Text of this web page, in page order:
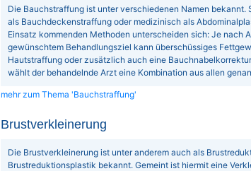
Die Bauchstraffung ist unter verschiedenen Namen bekannt.
als Bauchdeckenstraffung oder medizinisch als
Einsatz kommenden Methoden unterscheiden sich: Je nach
gewünschtem Behandlungsziel kann überschüssiges
Hautstraffung oder zusätzlich auch eine
wählt der behandelnde Arzt eine Kombination aus allen
mehr zum Thema 'Bauchstraffung'
Brustverkleinerung
Die Brustverkleinerung ist unter anderem auch als
Brustreduktionsplastik bekannt. Gemeint ist hiermit eine